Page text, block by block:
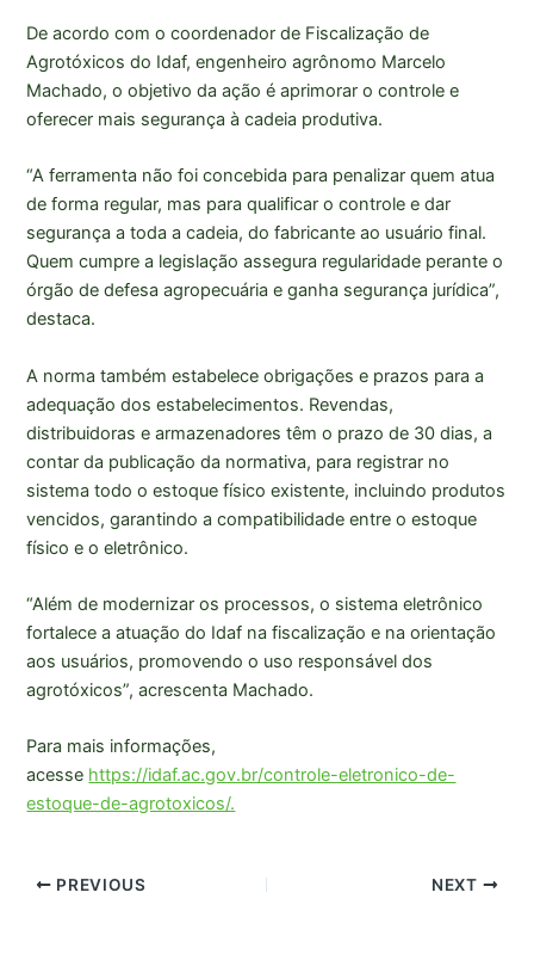
De acordo com o coordenador de Fiscalização de
Agrotóxicos do Idaf, engenheiro agrônomo Marcelo
Machado, o objetivo da ação é aprimorar o controle e
oferecer mais segurança à cadeia produtiva.
“A ferramenta não foi concebida para penalizar quem atua
de forma regular, mas para qualificar o controle e dar
segurança a toda a cadeia, do fabricante ao usuário final.
Quem cumpre a legislação assegura regularidade perante o
órgão de defesa agropecuária e ganha segurança jurídica”,
destaca.
A norma também estabelece obrigações e prazos para a
adequação dos estabelecimentos. Revendas,
distribuidoras e armazenadores têm o prazo de 30 dias, a
contar da publicação da normativa, para registrar no
sistema todo o estoque físico existente, incluindo produtos
vencidos, garantindo a compatibilidade entre o estoque
físico e o eletrônico.
“Além de modernizar os processos, o sistema eletrônico
fortalece a atuação do Idaf na fiscalização e na orientação
aos usuários, promovendo o uso responsável dos
agrotóxicos”, acrescenta Machado.
Para mais informações,
acesse https://idaf.ac.gov.br/controle-eletronico-de-
estoque-de-agrotoxicos/.
PREVIOUS NEXT